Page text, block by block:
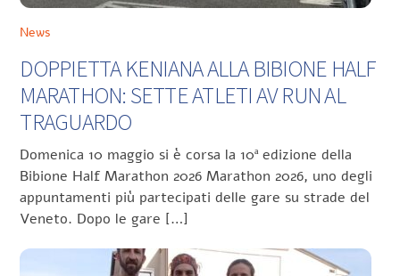
News
DOPPIETTA KENIANA ALLA BIBIONE HALF
MARATHON: SETTE ATLETI AV RUN AL
TRAGUARDO
Domenica 10 maggio si è corsa la 10ª edizione della
Bibione Half Marathon 2026 Marathon 2026, uno degli
appuntamenti più partecipati delle gare su strade del
Veneto. Dopo le gare […]